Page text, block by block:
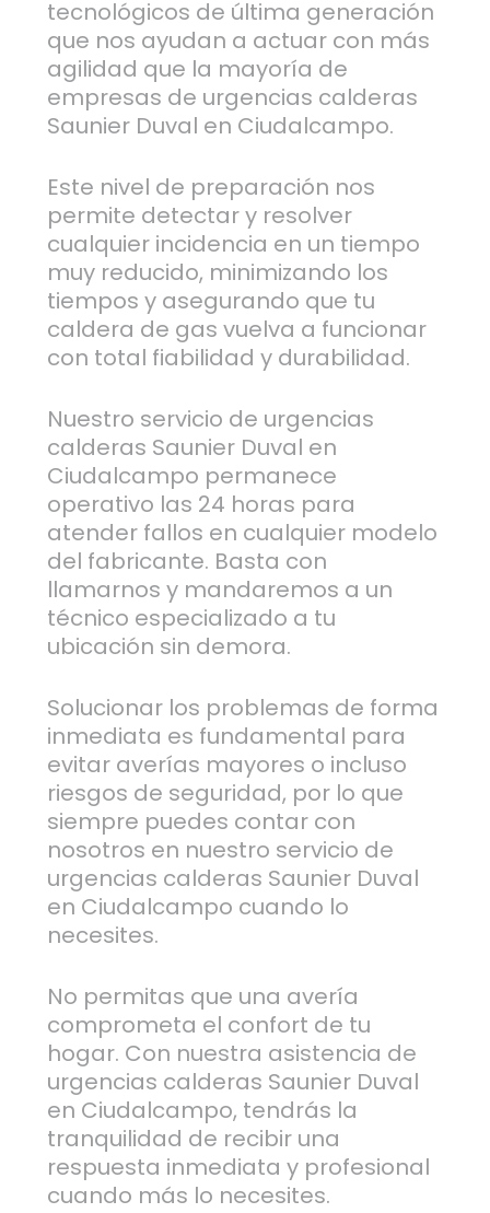
tecnológicos de última generación
que nos ayudan a actuar con más
agilidad que la mayoría de
empresas de urgencias calderas
Saunier Duval en Ciudalcampo.
Este nivel de preparación nos
permite detectar y resolver
cualquier incidencia en un tiempo
muy reducido, minimizando los
tiempos y asegurando que tu
caldera de gas vuelva a funcionar
con total fiabilidad y durabilidad.
Nuestro servicio de urgencias
calderas Saunier Duval en
Ciudalcampo permanece
operativo las 24 horas para
atender fallos en cualquier modelo
del fabricante. Basta con
llamarnos y mandaremos a un
técnico especializado a tu
ubicación sin demora.
Solucionar los problemas de forma
inmediata es fundamental para
evitar averías mayores o incluso
riesgos de seguridad, por lo que
siempre puedes contar con
nosotros en nuestro servicio de
urgencias calderas Saunier Duval
en Ciudalcampo cuando lo
necesites.
No permitas que una avería
comprometa el confort de tu
hogar. Con nuestra asistencia de
urgencias calderas Saunier Duval
en Ciudalcampo, tendrás la
tranquilidad de recibir una
respuesta inmediata y profesional
cuando más lo necesites.